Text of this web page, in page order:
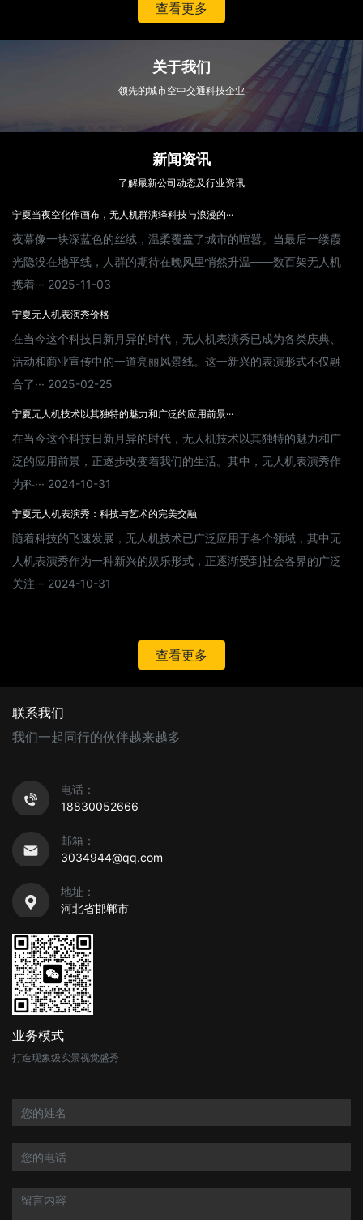
查看更多
关于我们
领先的城市空中交通科技企业
新闻资讯
了解最新公司动态及行业资讯
宁夏当夜空化作画布，无人机群演绎科技与浪漫的···
夜幕像一块深蓝色的丝绒，温柔覆盖了城市的喧嚣。当最后一缕霞
光隐没在地平线，人群的期待在晚风里悄然升温——数百架无人机
携着··· 2025-11-03
宁夏无人机表演秀价格
在当今这个科技日新月异的时代，无人机表演秀已成为各类庆典、
活动和商业宣传中的一道亮丽风景线。这一新兴的表演形式不仅融
合了··· 2025-02-25
宁夏无人机技术以其独特的魅力和广泛的应用前景···
在当今这个科技日新月异的时代，无人机技术以其独特的魅力和广
泛的应用前景，正逐步改变着我们的生活。其中，无人机表演秀作
为科··· 2024-10-31
宁夏无人机表演秀：科技与艺术的完美交融
随着科技的飞速发展，无人机技术已广泛应用于各个领域，其中无
人机表演秀作为一种新兴的娱乐形式，正逐渐受到社会各界的广泛
关注··· 2024-10-31
查看更多
联系我们
我们一起同行的伙伴越来越多
电话：
18830052666
邮箱：
3034944@qq.com
地址：
河北省邯郸市
业务模式
打造现象级实景视觉盛秀